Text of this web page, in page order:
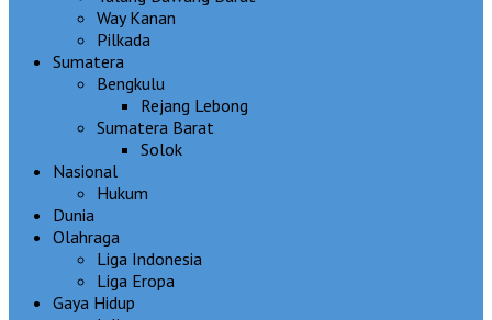
Way Kanan
Pilkada
Sumatera
Bengkulu
Rejang Lebong
Sumatera Barat
Solok
Nasional
Hukum
Dunia
Olahraga
Liga Indonesia
Liga Eropa
Gaya Hidup